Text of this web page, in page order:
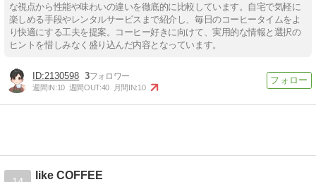
な視点から性能や味わいの違いを徹底的に比較しています。自宅で気軽に
楽しめる手段やレンタルサービスまで紹介し、毎日のコーヒータイムをよ
り快適にする工夫を提案。コーヒー好きに向けて、実用的な情報と選択の
ヒントを惜しみなく盛り込んだ内容となっています。
2130598 3
週間IN:10 週間OUT:40 月間IN:10
like COFFEE